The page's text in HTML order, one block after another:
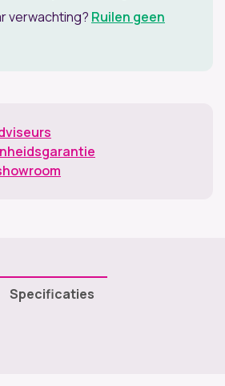
verwachting? Ruilen geen
Specificaties